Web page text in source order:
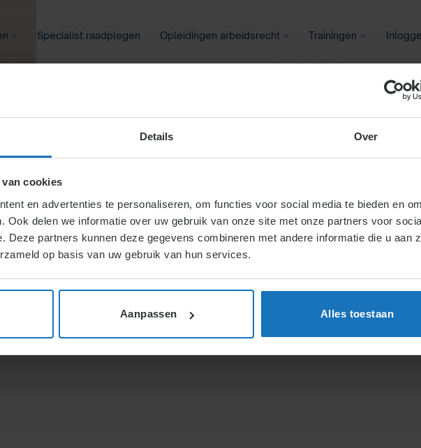
Details Over
cookies
en advertenties te personaliseren, om functies voor social media te bieden en
Ook delen we informatie over uw gebruik van onze site met onze partners voor
Deze partners kunnen deze gegevens combineren met andere informatie die u aan
op basis van uw gebruik van hun services.
Aanpassen Alles toestaan
Specialist raadplegen Opleidingen arbeidsrecht Trainingen
Zoeken
uit de CAO
van een organisatie),
clausule of AVV, geldt
en plichten tussen